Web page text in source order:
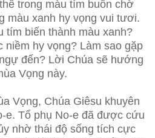
trong màu tím buồn chờ
màu xanh hy vọng vui tươi.
tím biến thành màu xanh?
niềm hy vọng? Làm sao gặp
đến? Lời Chúa sẽ hướng
Vọng này.
Vọng, Chúa Giêsu khuyên
e. Tổ phụ No-e đã được cứu
nhờ thái độ sống tích cực